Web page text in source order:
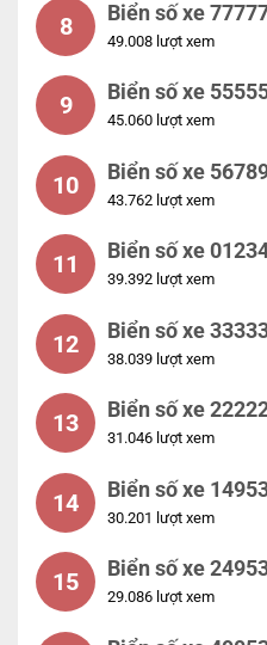
8 Biển số xe
49.008 lượt xem
9 Biển số xe
45.060 lượt xem
10 Biển số xe
43.762 lượt xem
11 Biển số xe
39.392 lượt xem
12 Biển số xe
38.039 lượt xem
13 Biển số xe
31.046 lượt xem
14 Biển số xe
30.201 lượt xem
15 Biển số xe
29.086 lượt xem